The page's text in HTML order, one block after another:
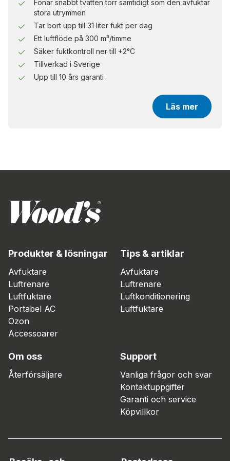
optimalt.
En långsiktig och effektiv lösning
för torkrum och fastigheter
Genom att använda WLD1H får du en avfuktare
gör torkprocessen mer skonsam för både tvätt och
byggnadens struktur. Med enkel installation och
Fönar snabbt tvätten torr samtidigt som den avfuktar
stora utrymmen
Tar bort upp till 31 liter fukt per dag
Ett luftflöde på 300 m³/timme
Säker fuktkontroll ner till +2°C
Tillverkad i Sverige
Upp till 10 års garanti
Läs mer
Produkter & lösningar
Avfuktare
Luftrenare
Luftfuktare
Portabel AC
Ozon
Accessoarer
Tips & artiklar
Avfuktare
Luftrenare
Luftkonditionering
Luftfuktare
Om oss
Återförsäljare
Support
Vanliga frågor och svar
Kontaktuppgifter
Garanti och service
Köpvillkor